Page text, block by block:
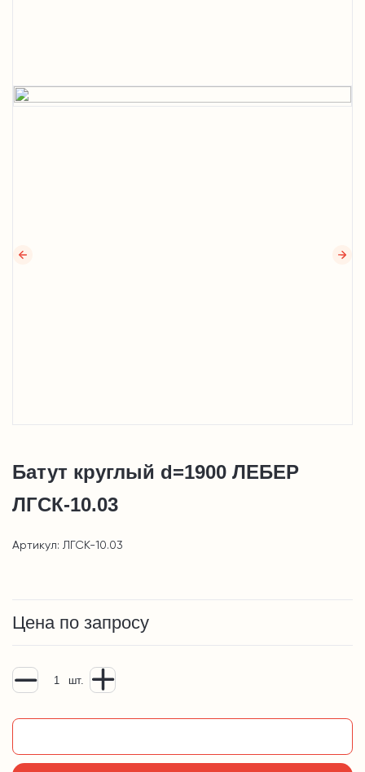
Батут круглый d=1900 ЛЕБЕР
ЛГСК-10.03
Артикул: ЛГСК-10.03
Цена по запросу
шт.